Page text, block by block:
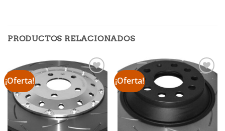
PRODUCTOS RELACIONADOS
¡Oferta!
Añadir
a la
lista de
deseos
¡Oferta!
Añadir
a la